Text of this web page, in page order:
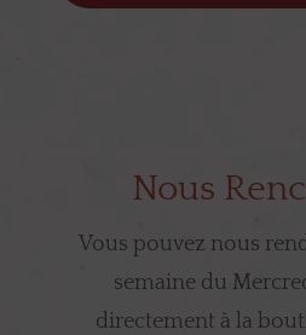
Nous
Vous pouvez nous
semaine du
directement à la